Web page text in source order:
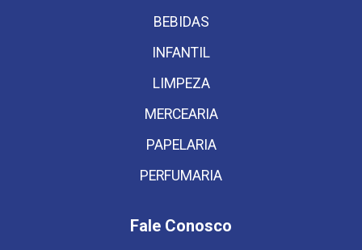
BEBIDAS
INFANTIL
LIMPEZA
MERCEARIA
PAPELARIA
PERFUMARIA
Fale Conosco